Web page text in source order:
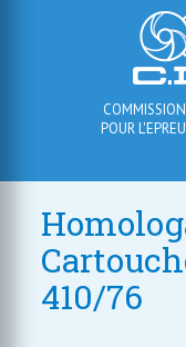
POUR
410/76